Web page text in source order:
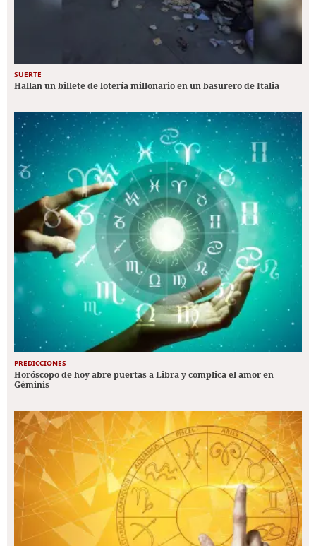
SUERTE
Hallan un billete de lotería millonario en un basurero de Italia
PREDICCIONES
Horóscopo de hoy abre puertas a Libra y complica el amor en
Géminis